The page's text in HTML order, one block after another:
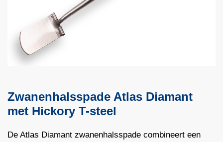
Zwanenhalsspade Atlas Diamant
met Hickory T-steel
De Atlas Diamant zwanenhalsspade combineert een